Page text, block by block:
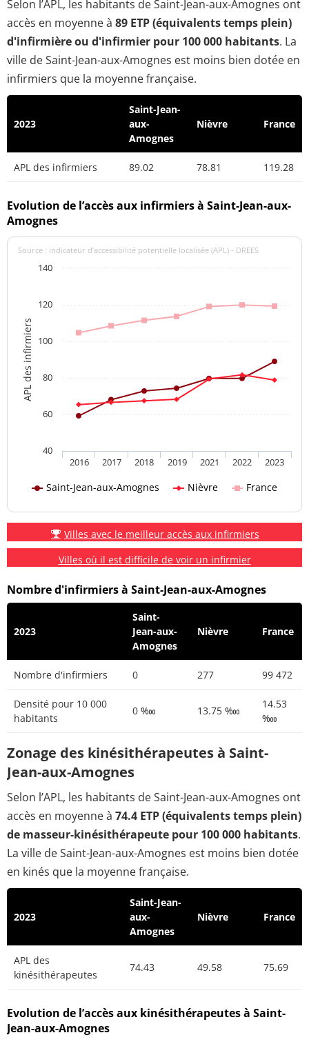
Selon l’APL, les habitants de Saint-Jean-aux-Amognes ont
accès en moyenne à 89 ETP (équivalents temps plein)
d'infirmière ou d'infirmier pour 100 000 habitants. La
ville de Saint-Jean-aux-Amognes est moins bien dotée en
infirmiers que la moyenne française.
2023
Saint-Jean-
aux-
Amognes
Nièvre France
APL des infirmiers 89.02 78.81 119.28
Evolution de l’accès aux infirmiers à Saint-Jean-aux-
Amognes
APL des infirmiers
Source : indicateur d’accessibilité potentielle localisée (APL) - DREES
Saint-Jean-aux-Amognes Nièvre France
2016 2017 2018 2019 2021 2022 2023
40
60
80
100
120
140
Villes avec le meilleur accès aux infirmiers
Villes où il est difficile de voir un infirmier
Nombre d'infirmiers à Saint-Jean-aux-Amognes
2023
Saint-
Jean-aux-
Amognes
Nièvre France
Nombre d'infirmiers 0 277 99 472
Densité pour 10 000
habitants
0 ‱ 13.75 ‱
14.53
‱
Zonage des kinésithérapeutes à Saint-
Jean-aux-Amognes
Selon l’APL, les habitants de Saint-Jean-aux-Amognes ont
accès en moyenne à 74.4 ETP (équivalents temps plein)
de masseur-kinésithérapeute pour 100 000 habitants.
La ville de Saint-Jean-aux-Amognes est moins bien dotée
en kinés que la moyenne française.
2023
Saint-Jean-
aux-
Amognes
Nièvre France
APL des
kinésithérapeutes
74.43 49.58 75.69
Evolution de l’accès aux kinésithérapeutes à Saint-
Jean-aux-Amognes